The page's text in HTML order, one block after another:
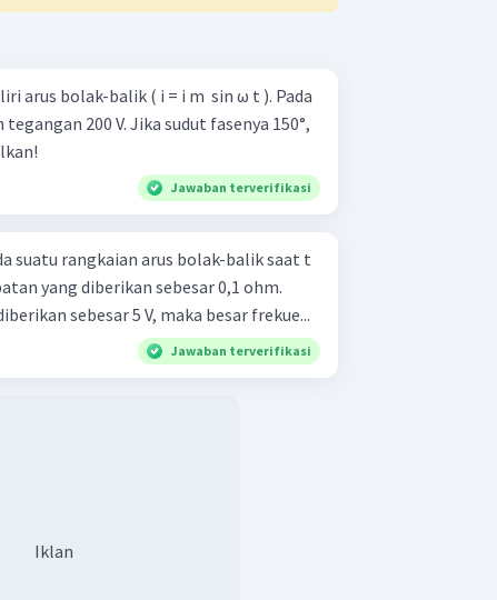
arus bolak-balik ( i = i m ​ sin ω t ). Pada
200 V. Jika sudut fasenya 150°,
Jawaban terverifikasi
suatu rangkaian arus bolak-balik saat t
yang diberikan sebesar 0,1 ohm.
sebesar 5 V, maka besar frekue...
Jawaban terverifikasi
Iklan